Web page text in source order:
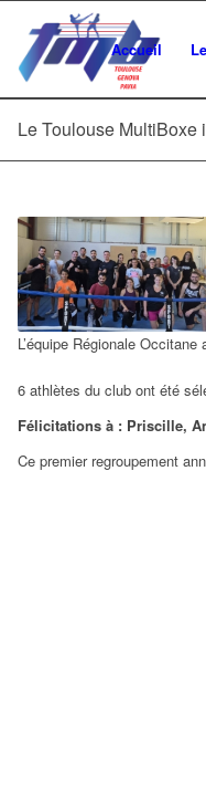
Accueil
Le Toulouse MultiBoxe
L’équipe Régionale
6 athlètes du club ont été
Félicitations à : Priscille,
Ce premier regroupement